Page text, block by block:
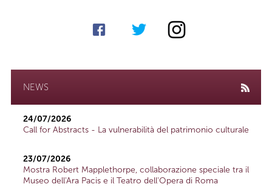
NEWS
24/07/2026
Call for Abstracts - La vulnerabilità del patrimonio culturale
23/07/2026
Mostra Robert Mapplethorpe, collaborazione speciale tra il
Museo dell'Ara Pacis e il Teatro dell'Opera di Roma